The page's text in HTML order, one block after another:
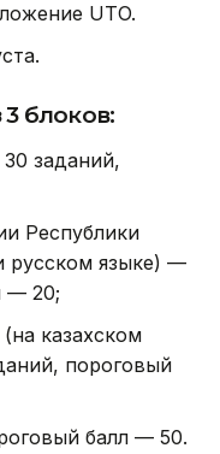
UTO.
блоков:
заданий,
Республики
русском языке) —
— 20;
казахском
пороговый
балл — 50.